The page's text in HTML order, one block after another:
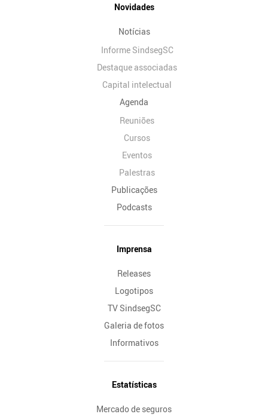
Novidades
Notícias
Informe SindsegSC
Destaque associadas
Capital intelectual
Agenda
Reuniões
Cursos
Eventos
Palestras
Publicações
Podcasts
Imprensa
Releases
Logotipos
TV SindsegSC
Galeria de fotos
Informativos
Estatísticas
Mercado de seguros